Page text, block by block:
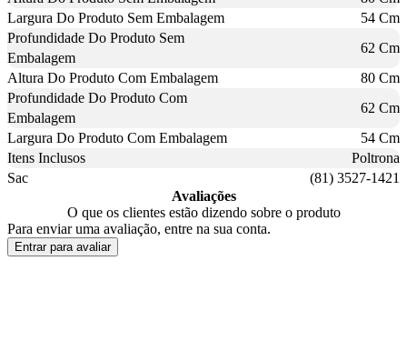
Largura Do Produto Sem Embalagem
54 Cm
Profundidade Do Produto Sem
Embalagem
62 Cm
Altura Do Produto Com Embalagem
80 Cm
Profundidade Do Produto Com
Embalagem
62 Cm
Largura Do Produto Com Embalagem
54 Cm
Itens Inclusos
Poltrona
Sac
(81) 3527-1421
Avaliações
O que os clientes estão dizendo sobre o produto
Para enviar uma avaliação, entre na sua conta.
Entrar para avaliar